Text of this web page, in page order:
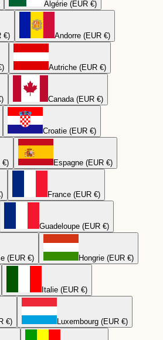
Algérie (EUR €)
€) Andorre (EUR €)
Autriche (EUR €)
Canada (EUR €)
Croatie (EUR €)
€) Espagne (EUR €)
France (EUR €)
Guadeloupe (EUR €)
(EUR €) Hongrie (EUR €)
Italie (EUR €)
€) Luxembourg (EUR €)